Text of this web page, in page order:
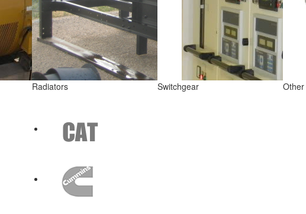
Radiators Switchgear